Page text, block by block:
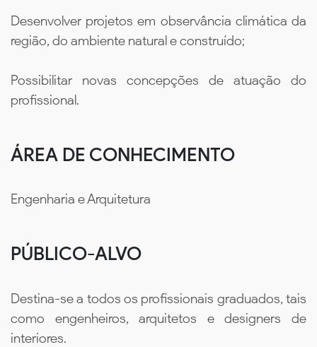
Desenvolver projetos em observância climática da
região, do ambiente natural e construído;
Possibilitar novas concepções de atuação do
profissional.
ÁREA DE CONHECIMENTO
Engenharia e Arquitetura
PÚBLICO-ALVO
Destina-se a todos os profissionais graduados, tais
como engenheiros, arquitetos e designers de
interiores.